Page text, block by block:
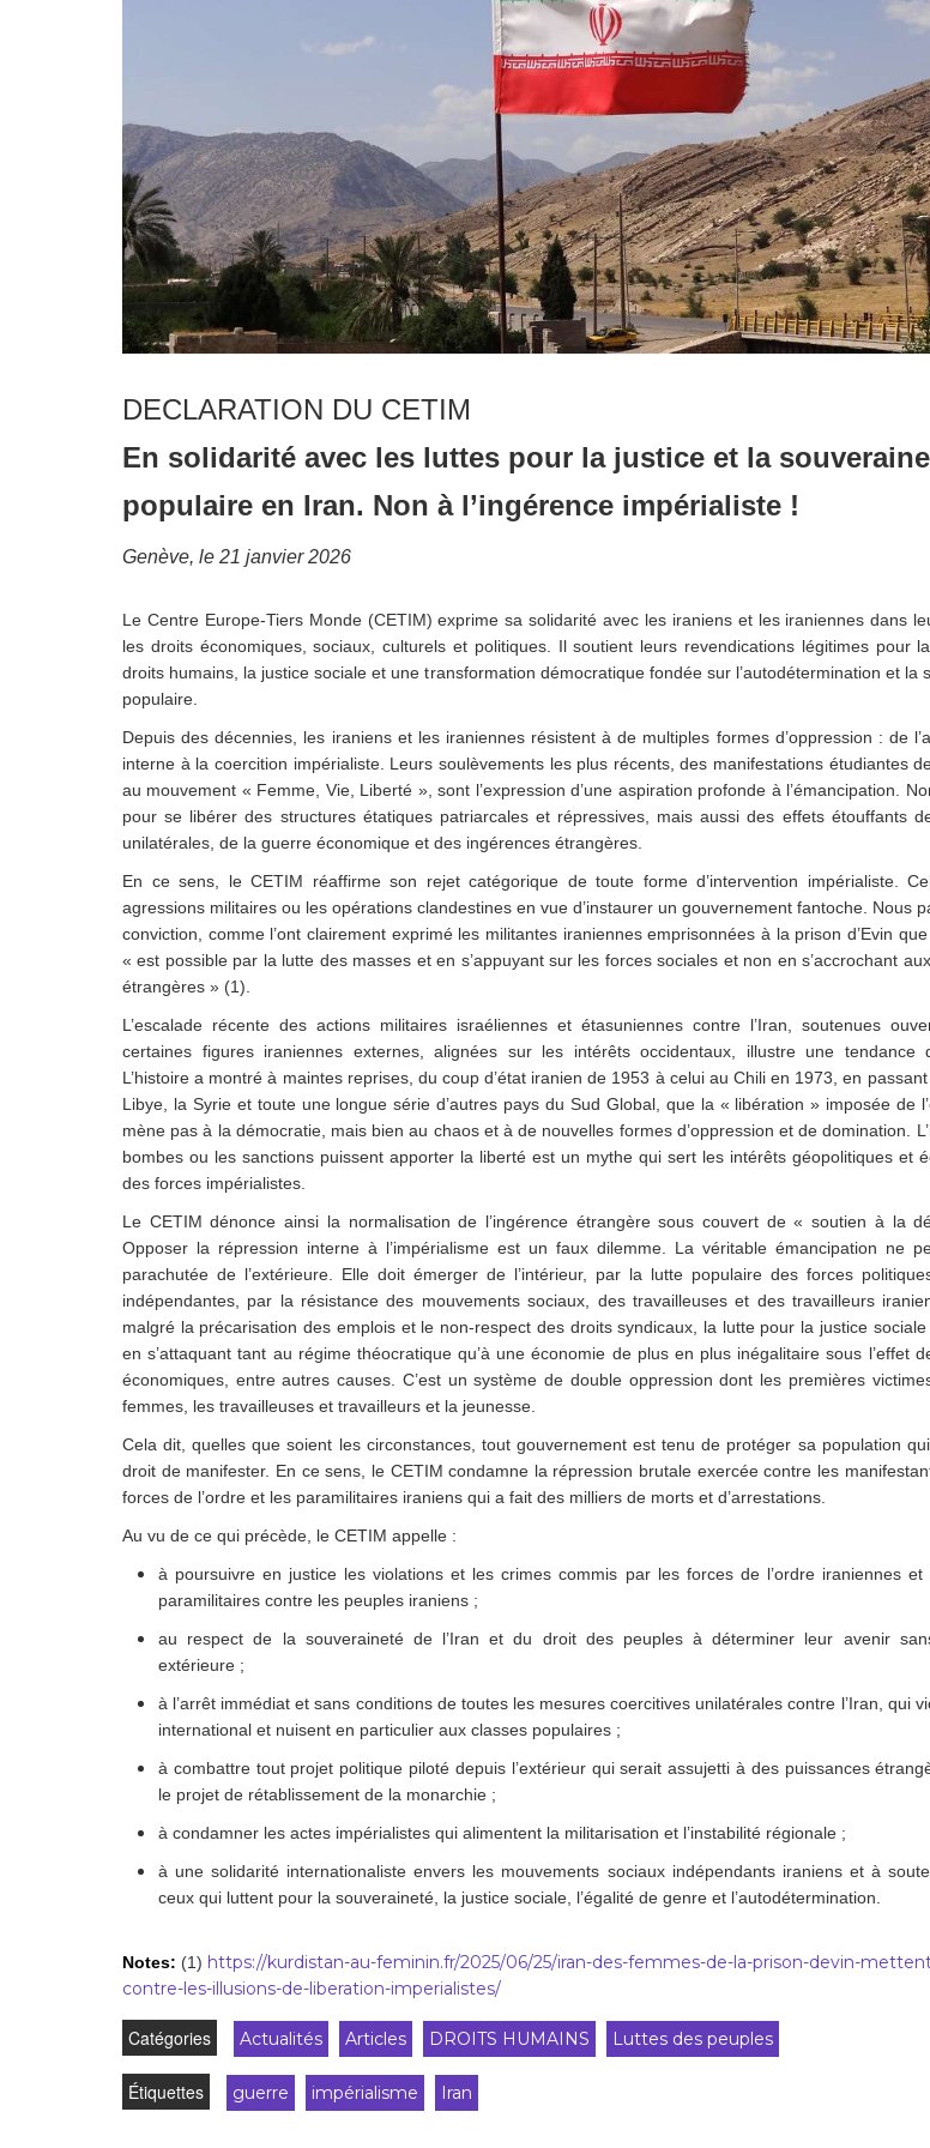
développement
Argentine
Brésil
Chili
Colombie
Cuba
Espagne
France
Haïti
Madagascar
Nigeria
Palestine
Pérou
Syrie
Turquie
Déclarations à l’ONU
Conférences
Archives à
disposition
Cahiers critiques
Diffusion librairies
DECLARATION DU CETIM
En solidarité avec les luttes pour la justice et la
populaire en Iran. Non à l’ingérence impérialiste !
Genève, le 21 janvier 2026
Le Centre Europe-Tiers Monde (CETIM) exprime sa solidarité avec les iraniens et les iraniennesdans
les droits économiques, sociaux, culturels et politiques. Ilsoutient leurs revendications légitimes pour
droits humains, la justice sociale et une transformation démocratique fondée sur l’autodétermination et la
populaire.
Depuis des décennies, les iraniens et les iraniennes résistent à de multiples formes d’oppression : de
interne à la coercition impérialiste. Leurs soulèvements les plus récents, des manifestations étudiantes
au mouvement « Femme, Vie, Liberté », sont l’expression d’une aspiration profonde à l’émancipation.
pour se libérer des structures étatiques patriarcales et répressives, mais aussi des effets étouffants
unilatérales, de la guerre économique et des ingérences étrangères.
En ce sens, le CETIM réaffirme son rejet catégorique de toute forme d’intervention impérialiste.
agressions militaires ou les opérations clandestines en vue d’instaurer un gouvernement fantoche. Nous
conviction, comme l’ont clairement exprimé les militantes iraniennes emprisonnées à la prison d’Evin
« est possible par la lutte des masses et en s’appuyant sur les forces sociales et non en s’accrochant
étrangères » (1).
L’escalade récente des actions militaires israéliennes et étasuniennes contre l’Iran, soutenues
certaines figures iraniennes externes, alignées sur les intérêts occidentaux, illustre une tendance
L’histoire a montré à maintes reprises, du coup d’état iranien de 1953 à celui au Chili en 1973, en passant
Libye, la Syrie et toute une longue série d’autres pays du Sud Global, que la « libération » imposée de
mène pas à la démocratie, mais bien au chaos et à de nouvelles formes d’oppression et de domination.
bombes ou les sanctions puissent apporter la liberté est un mythe qui sert les intérêts géopolitiques et
des forces impérialistes.
Le CETIM dénonce ainsi la normalisation de l’ingérence étrangère sous couvert de « soutien à la
Opposer la répression interne à l’impérialisme est un faux dilemme. La véritable émancipation ne
parachutée de l’extérieure. Elle doit émerger de l’intérieur, par la lutte populaire des forces
indépendantes, par la résistance des mouvements sociaux, des travailleuses et des travailleurs
malgré la précarisation des emplois et le non-respect des droits syndicaux, la lutte pour la justice
en s’attaquant tant au régime théocratique qu’à une économie de plus en plus inégalitaire sous l’effet
économiques, entre autres causes. C’est un système de double oppression dont les premières
femmes, les travailleuses et travailleurs et la jeunesse.
Cela dit, quelles que soient les circonstances, tout gouvernement est tenu de protéger sa population
droit de manifester. En ce sens, le CETIM condamne la répression brutale exercée contre les
forces de l’ordre et les paramilitaires iraniens qui a fait des milliers de morts et d’arrestations.
Au vu de ce qui précède, le CETIM appelle :
à poursuivre en justice les violations et les crimes commis par les forces de l’ordre iraniennes et
paramilitaires contre les peuples iraniens ;
au respect de la souveraineté de l’Iran et du droit des peuples à déterminer leur avenir
extérieure ;
à l’arrêt immédiat et sans conditions de toutes les mesures coercitives unilatérales contre l’Iran, qui
international et nuisent en particulier aux classes populaires ;
à combattre tout projet politique piloté depuis l’extérieur qui serait assujetti à des puissances
le projet de rétablissement de la monarchie ;
à condamner les actes impérialistes qui alimentent la militarisation et l’instabilité régionale ;
à une solidarité internationaliste envers les mouvements sociaux indépendants iraniens et à
ceux qui luttent pour la souveraineté, la justice sociale, l’égalité de genre et l’autodétermination.
Notes: (1) https://kurdistan-au-feminin.fr/2025/06/25/iran-des-femmes-de-la-prison-devin-
contre-les-illusions-de-liberation-imperialistes/
Catégories Actualités Articles DROITS HUMAINS Luttes des peuples
Étiquettes guerre impérialisme Iran